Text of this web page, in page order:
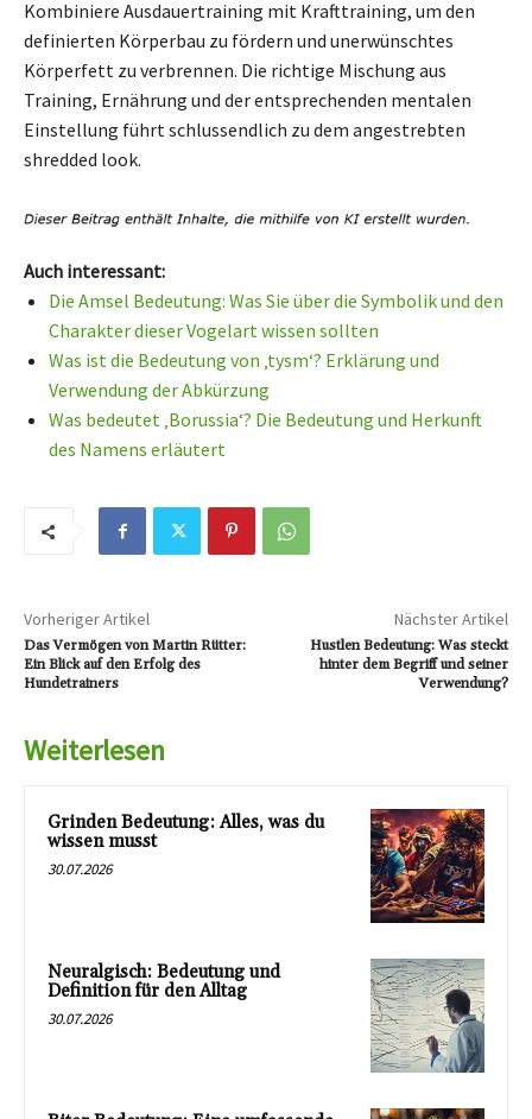
Kombiniere Ausdauertraining mit Krafttraining, um den
definierten Körperbau zu fördern und unerwünschtes
Körperfett zu verbrennen. Die richtige Mischung aus
Training, Ernährung und der entsprechenden mentalen
Einstellung führt schlussendlich zu dem angestrebten
shredded look.
Auch interessant:
Die Amsel Bedeutung: Was Sie über die Symbolik und den
Charakter dieser Vogelart wissen sollten
Was ist die Bedeutung von ‚tysm‘? Erklärung und
Verwendung der Abkürzung
Was bedeutet ‚Borussia‘? Die Bedeutung und Herkunft
des Namens erläutert
Vorheriger Artikel
Das Vermögen von Martin Rütter:
Ein Blick auf den Erfolg des
Hundetrainers
Nächster Artikel
Hustlen Bedeutung: Was steckt
hinter dem Begriff und seiner
Verwendung?
Weiterlesen
Grinden Bedeutung: Alles, was du
wissen musst
30.07.2026
Neuralgisch: Bedeutung und
Definition für den Alltag
30.07.2026